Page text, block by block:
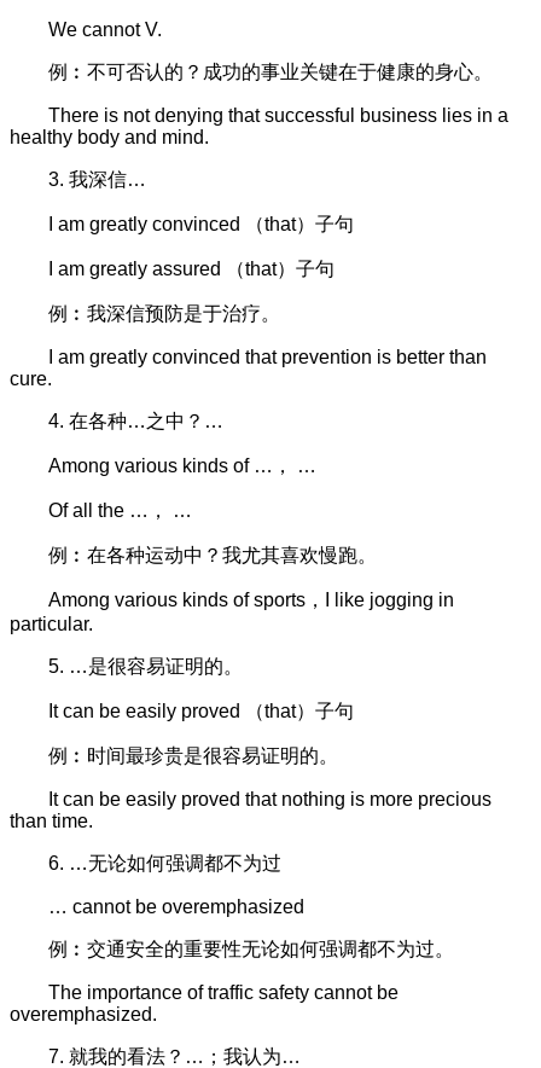
We cannot V.
例︰不可否认的？成功的事业关键在于健康的身心。
There is not denying that successful business lies in a
healthy body and mind.
3. 我深信…
I am greatly convinced （that）子句
I am greatly assured （that）子句
例︰我深信预防是于治疗。
I am greatly convinced that prevention is better than
cure.
4. 在各种…之中？…
Among various kinds of …， …
Of all the …， …
例︰在各种运动中？我尤其喜欢慢跑。
Among various kinds of sports，I like jogging in
particular.
5. …是很容易证明的。
It can be easily proved （that）子句
例︰时间最珍贵是很容易证明的。
It can be easily proved that nothing is more precious
than time.
6. …无论如何强调都不为过
… cannot be overemphasized
例︰交通安全的重要性无论如何强调都不为过。
The importance of traffic safety cannot be
overemphasized.
7. 就我的看法？…；我认为…